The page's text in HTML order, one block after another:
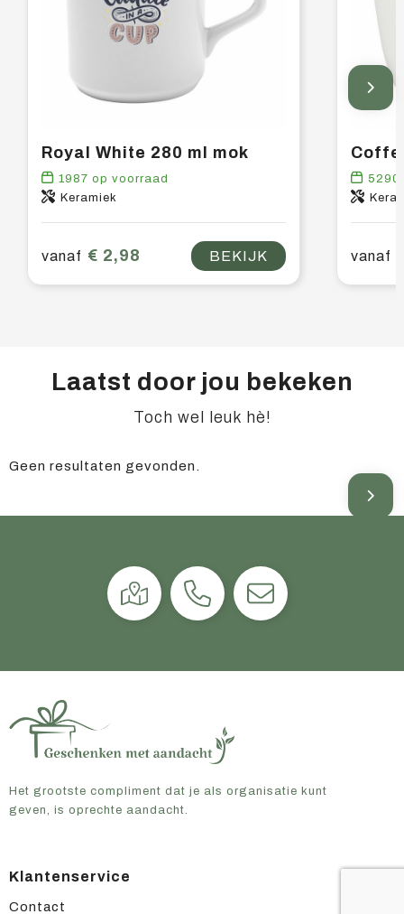
Royal White 280 ml mok
1987 op voorraad
Keramiek
vanaf € 2,98 BEKIJK
5290
vanaf
Laatst door jou bekeken
Toch wel leuk hè!
Geen resultaten gevonden.
Het grootste compliment dat je als organisatie kunt
geven, is oprechte aandacht.
Klantenservice
Contact